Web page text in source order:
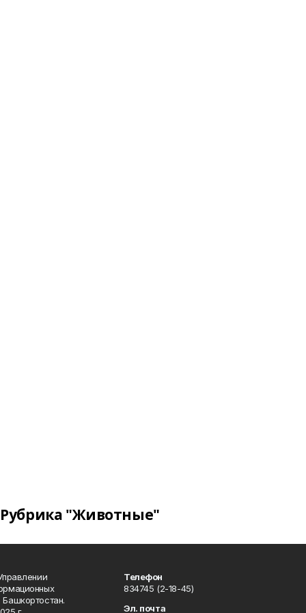
Рубрика "Животные"
Телефон
834745 (2-18-45)
Эл. почта